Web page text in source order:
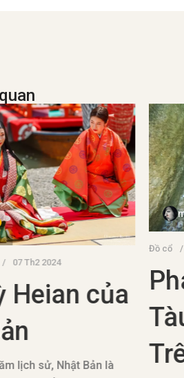
07 Th2 2024
Heian của
lịch sử, Nhật Bản là
Đồ cổ